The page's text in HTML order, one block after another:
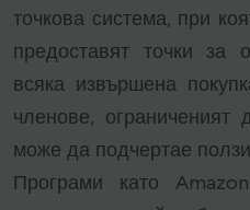
точкова система, при
предоставят точки за
всяка извършена
членове, ограниченият
може да подчертае
Програми като